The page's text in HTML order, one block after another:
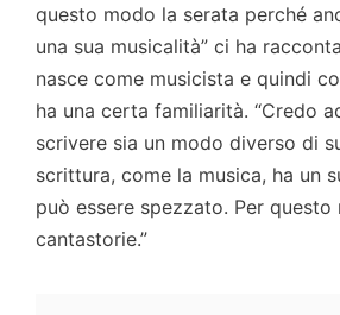
questo modo la serata perché
una sua musicalità” ci ha
nasce come musicista e quindi
ha una certa familiarità. “Credo
scrivere sia un modo diverso di
scrittura, come la musica, ha un
può essere spezzato. Per questo
cantastorie.”